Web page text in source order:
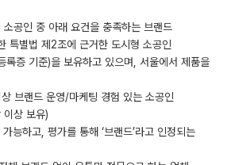
공인 중 아래 요건을 충족하는 브랜드
특별법 제2조에 근거한 도시형 소공인
록증 기준)을 보유하고 있으며, 서울에서 제품을
브랜드 운영/마케팅 경험 있는 소공인
상 보유)
능하고, 평가를 통해 ‘브랜드’라고 인정되는